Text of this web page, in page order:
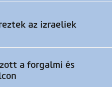
az izraeliek
a forgalmi és